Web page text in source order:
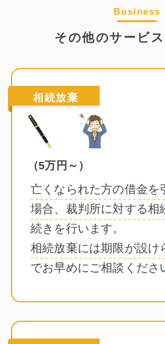
Business
その他のサービ
相続放棄
（5万円～）
亡くなられた方の借金を
場合、裁判所に対する相
続きを行います。
相続放棄には期限が設け
でお早めにご相談くださ